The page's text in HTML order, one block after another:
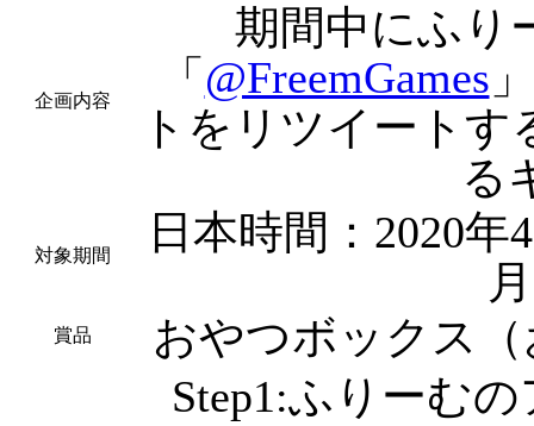
企画内容
期間中にふり
「 @FreemGames
トをリツイート
る
対象期間
日本時間：2020
賞品 おやつボックス
Step1:ふりーむ